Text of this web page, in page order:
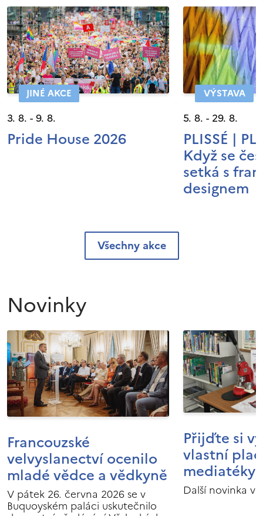
JINÉ AKCE
3. 8. - 9. 8.
Pride House 2026
VÝSTAVA
5. 8. - 29. 8.
PLISSÉ |
Když se
setká s
designem
Všechny akce
Novinky
Francouzské
velvyslanectví ocenilo
mladé vědce a vědkyně
V pátek 26. června 2026 se v
Buquoyském paláci uskutečnilo
Přijďte si
vlastní
mediatéky
Další novinka v